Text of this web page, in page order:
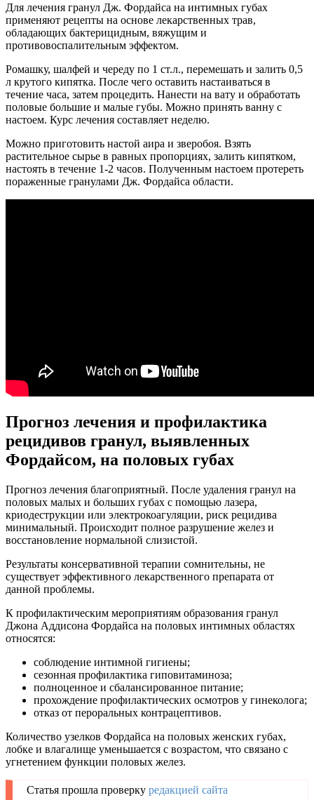
Для лечения гранул Дж. Фордайса на интимных губах
применяют рецепты на основе лекарственных трав,
обладающих бактерицидным, вяжущим и
противовоспалительным эффектом.
Ромашку, шалфей и череду по 1 ст.л., перемешать и залить 0,5
л крутого кипятка. После чего оставить настаиваться в
течение часа, затем процедить. Нанести на вату и обработать
половые большие и малые губы. Можно принять ванну с
настоем. Курс лечения составляет неделю.
Можно приготовить настой аира и зверобоя. Взять
растительное сырье в равных пропорциях, залить кипятком,
настоять в течение 1-2 часов. Полученным настоем протереть
пораженные гранулами Дж. Фордайса области.
Прогноз лечения и профилактика
рецидивов гранул, выявленных
Фордайсом, на половых губах
Прогноз лечения благоприятный. После удаления гранул на
половых малых и больших губах с помощью лазера,
криодеструкции или электрокоагуляции, риск рецидива
минимальный. Происходит полное разрушение желез и
восстановление нормальной слизистой.
Результаты консервативной терапии сомнительны, не
существует эффективного лекарственного препарата от
данной проблемы.
К профилактическим мероприятиям образования гранул
Джона Аддисона Фордайса на половых интимных областях
относятся:
соблюдение интимной гигиены;
сезонная профилактика гиповитаминоза;
полноценное и сбалансированное питание;
прохождение профилактических осмотров у гинеколога;
отказ от пероральных контрацептивов.
Количество узелков Фордайса на половых женских губах,
лобке и влагалище уменьшается с возрастом, что связано с
угнетением функции половых желез.
Статья прошла проверку редакцией сайта